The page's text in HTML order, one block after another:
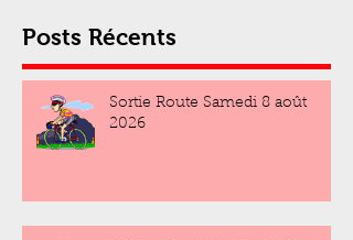
Posts Récents
Sortie Route Samedi 8 août
2026